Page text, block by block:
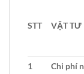
STT VẬT TƯ
1
Chi phí